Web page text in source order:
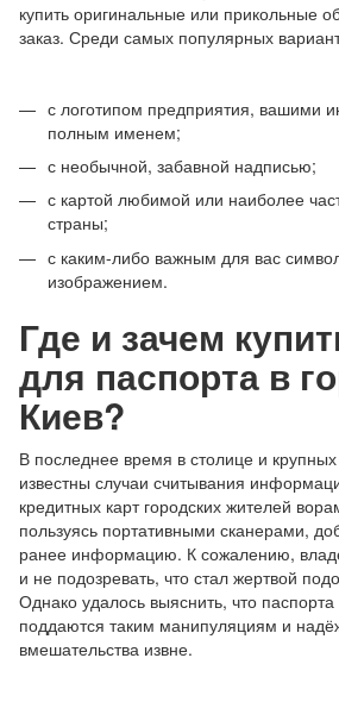
купить оригинальные или прикольные
заказ. Среди самых популярных
с логотипом предприятия, вашими
полным именем;
с необычной, забавной надписью;
с картой любимой или наиболее
страны;
с каким-либо важным для вас
изображением.
Где и зачем
для паспорта в
Киев?
В последнее время в столице и крупных
известны случаи считывания
кредитных карт городских жителей
пользуясь портативными сканерами,
ранее информацию. К сожалению,
и не подозревать, что стал жертвой
Однако удалось выяснить, что
поддаются таким манипуляциям и
вмешательства извне.